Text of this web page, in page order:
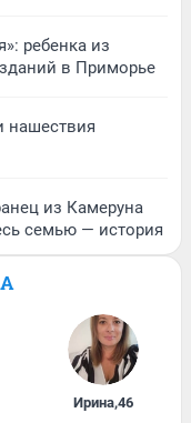
ребенка из
в Приморье
нашествия
из Камеруна
семью — история
Ирина,46